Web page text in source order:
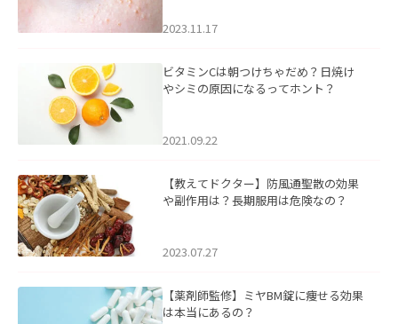
2023.11.17
ビタミンCは朝つけちゃだめ？日焼け
やシミの原因になるってホント？
2021.09.22
【教えてドクター】防風通聖散の効果
や副作用は？長期服用は危険なの？
2023.07.27
【薬剤師監修】ミヤBM錠に痩せる効果
は本当にあるの？